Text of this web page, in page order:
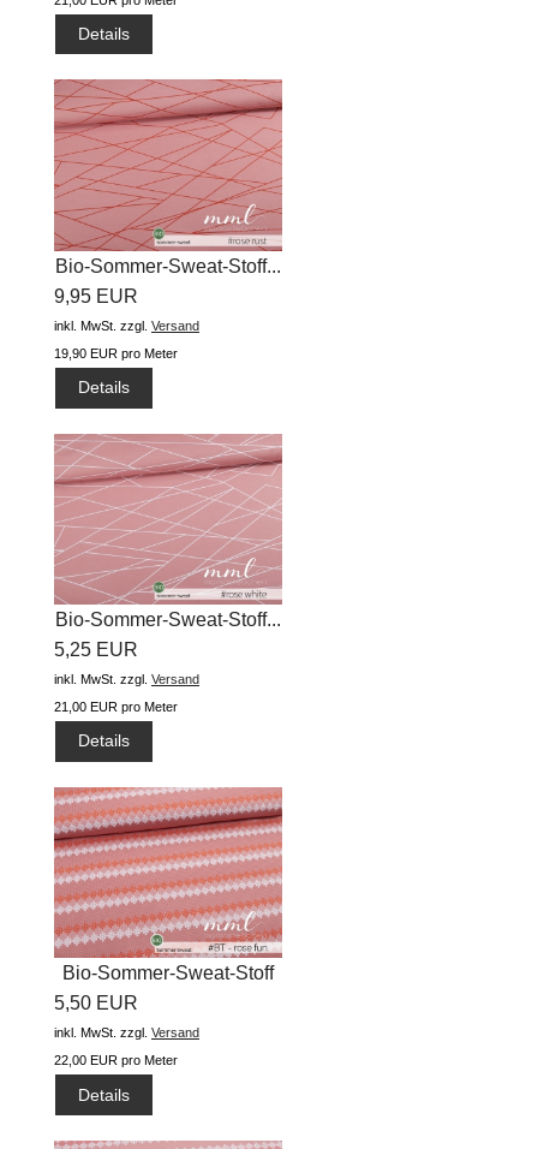
Details
Bio-Sommer-Sweat-Stoff...
9,95 EUR
inkl. MwSt. zzgl. Versand
19,90 EUR pro Meter
Details
Bio-Sommer-Sweat-Stoff...
5,25 EUR
inkl. MwSt. zzgl. Versand
21,00 EUR pro Meter
Details
Bio-Sommer-Sweat-Stoff
"ZickZack...
5,50 EUR
inkl. MwSt. zzgl. Versand
22,00 EUR pro Meter
Details